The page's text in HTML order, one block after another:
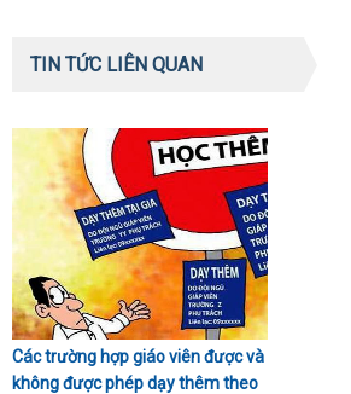
TIN TỨC LIÊN QUAN
Các trường hợp giáo viên được và
không được phép dạy thêm theo